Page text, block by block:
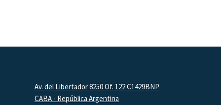
FooterAv. del Libertador 8250 Of. 122 C1429BNP
CABA - República Argentina